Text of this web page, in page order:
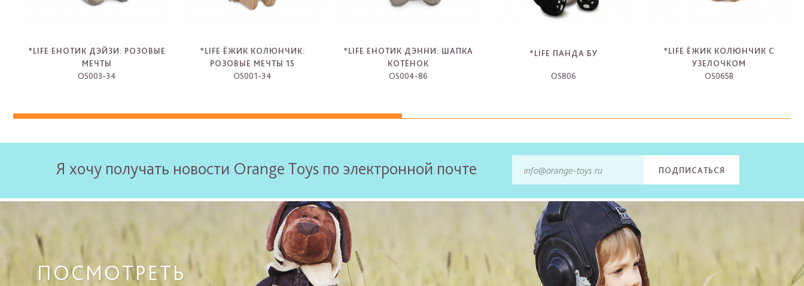
*LIFE ЕНОТИК ДЭЙЗИ: РОЗОВЫЕ
МЕЧТЫ
OS003-34
*LIFE ЁЖИК КОЛЮНЧИК:
РОЗОВЫЕ МЕЧТЫ 15
OS001-34
*LIFE ЕНОТИК ДЭННИ: ШАПКА
КОТЁНОК
OS004-86
*LIFE ПАНДА БУ
OS806
*LIFE ЁЖИК КОЛЮНЧИК С
УЗЕЛОЧКОМ
OS065B
Я хочу получать новости Orange Toys по электронной почте ПОДПИСАТЬСЯ
ПОСМОТРЕТЬ